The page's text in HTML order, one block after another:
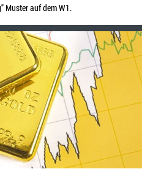
Muster auf dem W1.